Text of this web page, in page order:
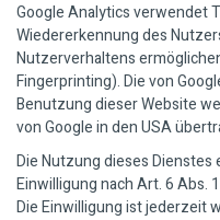
Google Analytics verwendet
Wiedererkennung des
Nutzerverhaltens
Fingerprinting). Die von
Benutzung dieser Website
von Google in den USA
Die Nutzung dieses
Einwilligung nach Art. 6 Abs.
Die Einwilligung ist jederzeit